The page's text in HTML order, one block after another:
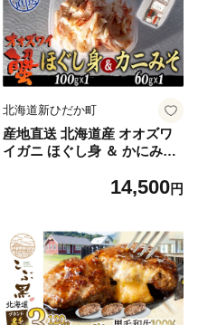
北海道新ひだか町
産地直送 北海道産 オオズワ
イガニ ほぐし身 ＆ かにみそ
かに カニ 蟹 カニ味噌 味噌
14,500円